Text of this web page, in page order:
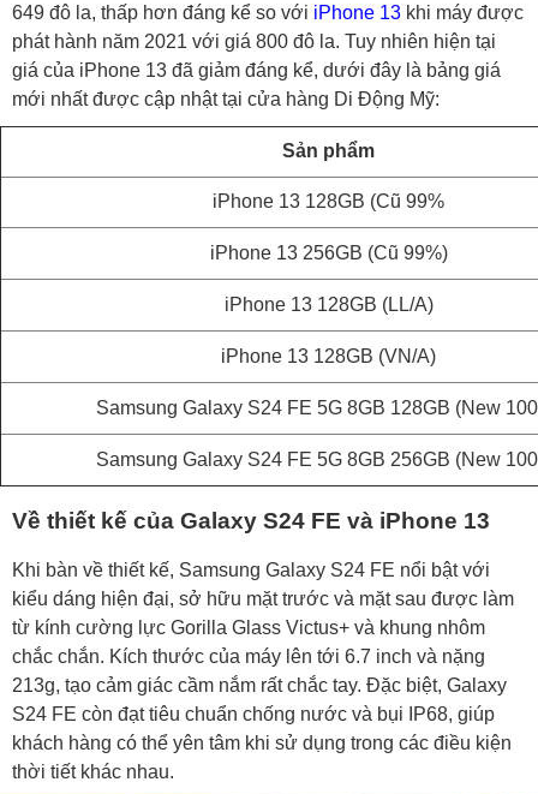
649 đô la, thấp hơn đáng kể so với iPhone 13 khi máy được
phát hành năm 2021 với giá 800 đô la. Tuy nhiên hiện tại
giá của iPhone 13 đã giảm đáng kể, dưới đây là bảng giá
mới nhất được cập nhật tại cửa hàng Di Động Mỹ:
Sản phẩm
iPhone 13 128GB (Cũ 99%
iPhone 13 256GB (Cũ 99%)
iPhone 13 128GB (LL/A)
iPhone 13 128GB (VN/A)
Samsung Galaxy S24 FE 5G 8GB 128GB (New
Samsung Galaxy S24 FE 5G 8GB 256GB (New
Về thiết kế của Galaxy S24 FE và iPhone 13
Khi bàn về thiết kế, Samsung Galaxy S24 FE nổi bật với
kiểu dáng hiện đại, sở hữu mặt trước và mặt sau được làm
từ kính cường lực Gorilla Glass Victus+ và khung nhôm
chắc chắn. Kích thước của máy lên tới 6.7 inch và nặng
213g, tạo cảm giác cầm nắm rất chắc tay. Đặc biệt, Galaxy
S24 FE còn đạt tiêu chuẩn chống nước và bụi IP68, giúp
khách hàng có thể yên tâm khi sử dụng trong các điều kiện
thời tiết khác nhau.